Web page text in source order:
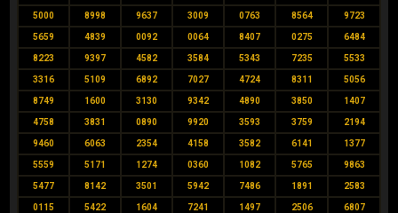
5000 8998 9637 3009 0763 8564 9723
5659 4839 0092 0064 8407 0275 6484
8223 9397 4582 3584 5343 7235 5533
3316 5109 6892 7027 4724 8311 5056
8749 1600 3130 9342 4890 3850 1407
4758 3831 0890 9920 3593 3759 2194
9460 6063 2354 4158 3582 6141 1377
5559 5171 1274 0360 1082 5765 9863
5477 8142 3501 5942 7486 1891 2583
0115 5422 1604 7241 1497 2506 6807